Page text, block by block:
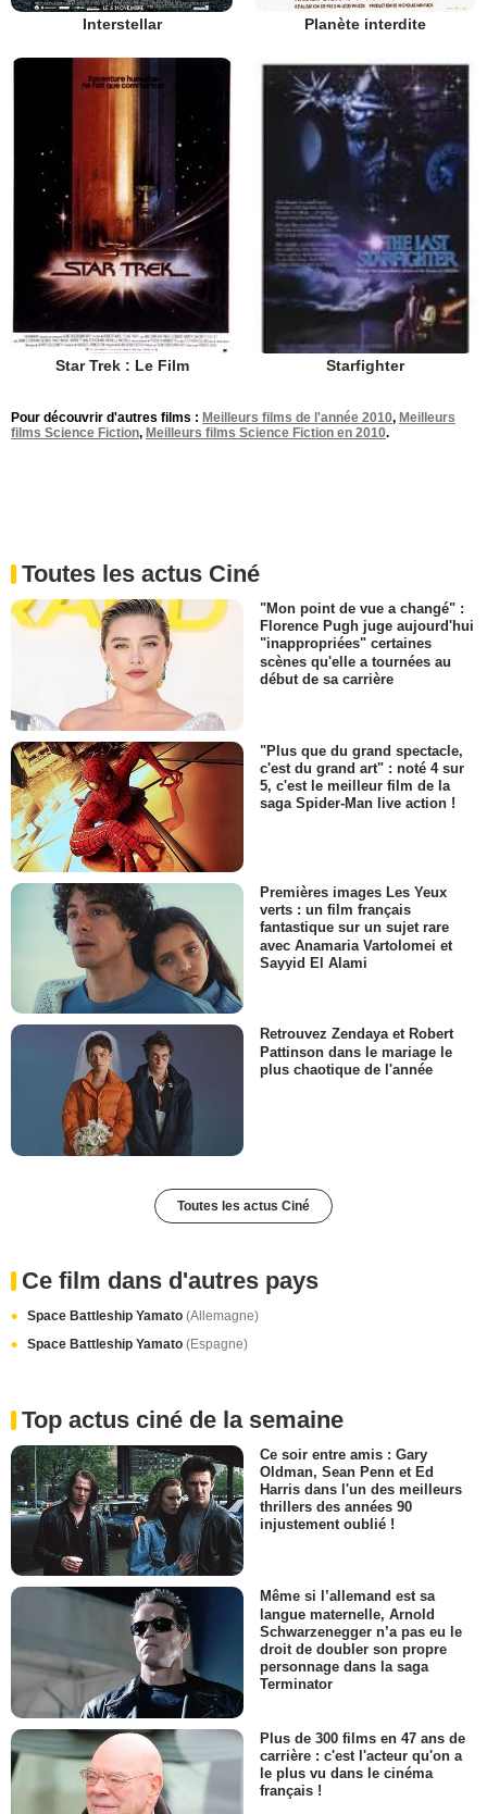
Interstellar Planète interdite
Star Trek : Le Film Starfighter
Pour découvrir d'autres films : Meilleurs films de l'année 2010, Meilleurs
films Science Fiction, Meilleurs films Science Fiction en 2010.
Toutes les actus Ciné
"Mon point de vue a changé" :
Florence Pugh juge aujourd'hui
"inappropriées" certaines
scènes qu'elle a tournées au
début de sa carrière
"Plus que du grand spectacle,
c'est du grand art" : noté 4 sur
5, c'est le meilleur film de la
saga Spider-Man live action !
Premières images Les Yeux
verts : un film français
fantastique sur un sujet rare
avec Anamaria Vartolomei et
Sayyid El Alami
Retrouvez Zendaya et Robert
Pattinson dans le mariage le
plus chaotique de l'année
Toutes les actus Ciné
Ce film dans d'autres pays
Space Battleship Yamato (Allemagne)
Space Battleship Yamato (Espagne)
Top actus ciné de la semaine
Ce soir entre amis : Gary
Oldman, Sean Penn et Ed
Harris dans l'un des meilleurs
thrillers des années 90
injustement oublié !
Même si l’allemand est sa
langue maternelle, Arnold
Schwarzenegger n’a pas eu le
droit de doubler son propre
personnage dans la saga
Terminator
Plus de 300 films en 47 ans de
carrière : c'est l'acteur qu'on a
le plus vu dans le cinéma
français !